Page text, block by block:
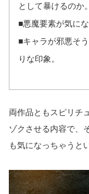
として暴けるのか。
■悪魔要素が気にな
■キャラが邪悪そ
りな印象。
両作品ともスピリチ
ゾクさせる内容で、
も気になっちゃうと